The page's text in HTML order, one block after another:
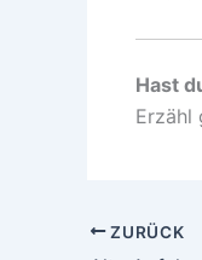
Hast
Erzähl
ZURÜCK